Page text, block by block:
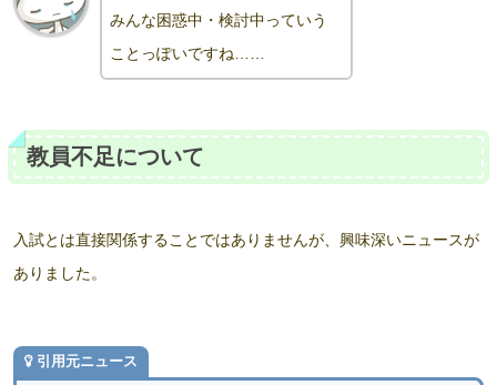
みんな困惑中・検討中っていう
ことっぽいですね……
教員不足について
入試とは直接関係することではありませんが、興味深いニュースが
ありました。
引用元ニュース